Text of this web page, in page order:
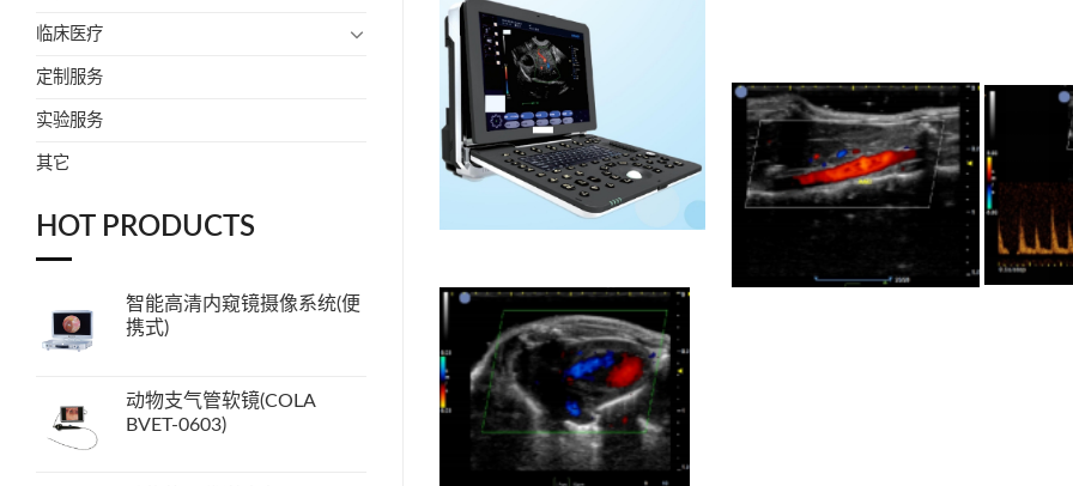
临床医疗
定制服务
实验服务
其它
HOT PRODUCTS
智能高清内窥镜摄像系统(便
携式)
动物支气管软镜(COLA
BVET-0603)